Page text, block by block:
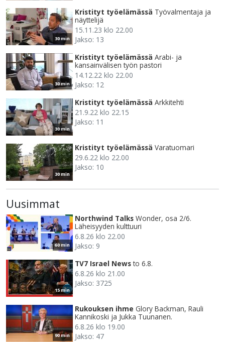
30 min
Kristityt työelämässä Työvalmentaja ja
näyttelijä
15.11.23 klo 22.00
Jakso: 13
30 min
Kristityt työelämässä Arabi- ja
kansainvälisen työn pastori
14.12.22 klo 22.00
Jakso: 12
30 min
Kristityt työelämässä Arkkitehti
21.9.22 klo 22.15
Jakso: 11
30 min
Kristityt työelämässä Varatuomari
29.6.22 klo 22.00
Jakso: 10
Uusimmat
60 min
Northwind Talks Wonder, osa 2/6.
Läheisyyden kulttuuri
6.8.26 klo 22.00
Jakso: 9
15 min
TV7 Israel News to 6.8.
6.8.26 klo 21.00
Jakso: 3725
90 min
Rukouksen ihme Glory Backman, Rauli
Kannikoski ja Jukka Tuunanen.
6.8.26 klo 19.00
Jakso: 47